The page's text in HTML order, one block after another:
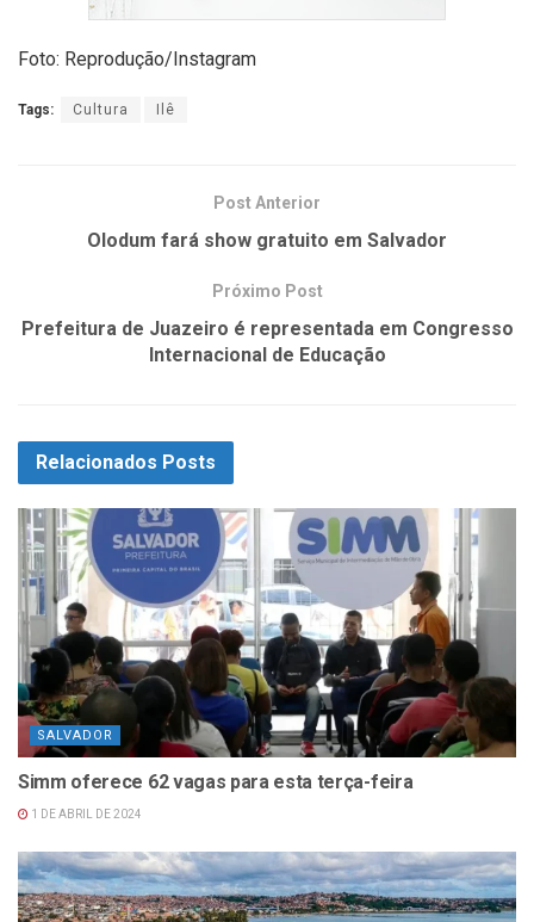
Foto: Reprodução/Instagram
Tags: Cultura Ilê
Post Anterior
Olodum fará show gratuito em Salvador
Próximo Post
Prefeitura de Juazeiro é representada em Congresso
Internacional de Educação
Relacionados Posts
SALVADOR
Simm oferece 62 vagas para esta terça-feira
1 DE ABRIL DE 2024